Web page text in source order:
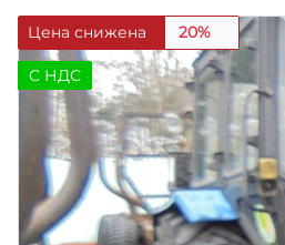
Цена снижена 20%
C НДС